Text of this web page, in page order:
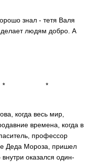
знал - тетя Валя
делает людям добро. А
*
когда весь мир,
времена, когда в
профессор
Деда Мороза, пришел
оказался один-